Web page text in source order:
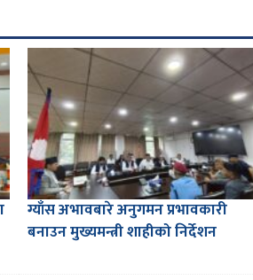
ग्याँस अभावबारे अनुगमन प्रभावकारी
बनाउन मुख्यमन्त्री शाहीको निर्देशन